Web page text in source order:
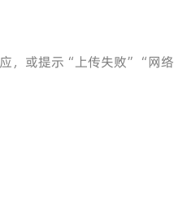
，或提示“上传失败”“网络